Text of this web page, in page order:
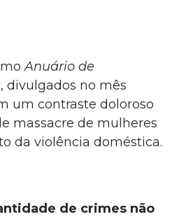
Anuário de
, divulgados no mês
um contraste doloroso
massacre de mulheres
da violência doméstica.
de crimes não